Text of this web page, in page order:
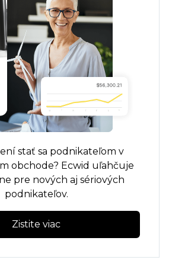
stať sa podnikateľom v
obchode? Ecwid uľahčuje
pre nových aj sériových
podnikateľov.
Zistite viac